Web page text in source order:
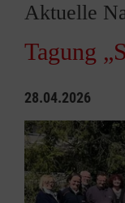
Aktuelle
Tagung
28.04.2026